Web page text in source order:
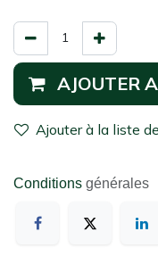
AJOUTER
Ajouter à la liste
Conditions générales